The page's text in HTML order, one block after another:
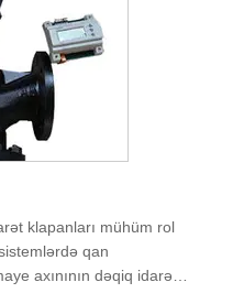
klapanları mühüm rol
qan
axınının dəqiq idarə